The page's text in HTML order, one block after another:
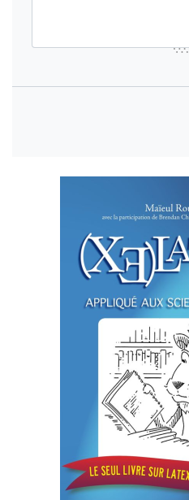
\pend
{Segunda
segundo da
terrestre \\
o orbe
primeiro}
\pstart
na segunda
de Ptolomeu
estamos pela
costeiras da
para nos
na Hispânia.
navegaremos,
Novo Mundo.
Pondo de
qual os
arquétipo e
essoutra pela
o mundo
região